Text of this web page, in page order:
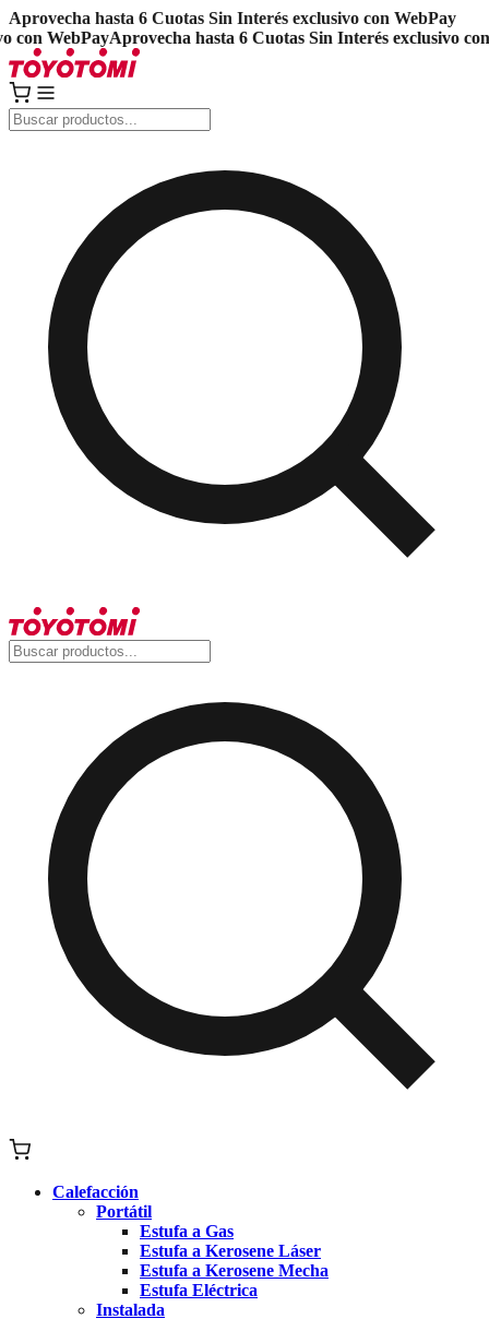
Aprovecha hasta 6 Cuotas Sin Interés exclusivo con WebPay
WebPayAprovecha hasta 6 Cuotas Sin Interés exclusivo con
Calefacción
Portátil
Estufa a Gas
Estufa a Kerosene Láser
Estufa a Kerosene Mecha
Estufa Eléctrica
Instalada